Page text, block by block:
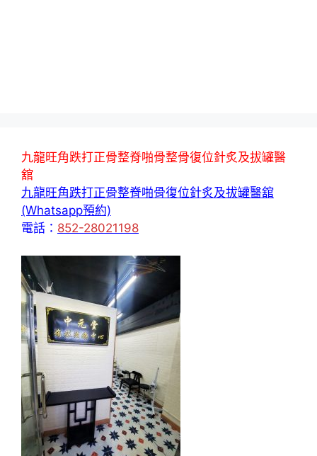
九龍旺角跌打正骨整脊啪骨整骨復位針炙及拔罐醫
舘
九龍旺角跌打正骨整脊啪骨復位針炙及拔罐醫舘
(Whatsapp預約)
電話： 852-28021198